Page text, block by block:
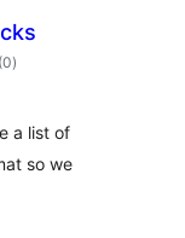
(0értékelés
összesen
)
a list of
so we